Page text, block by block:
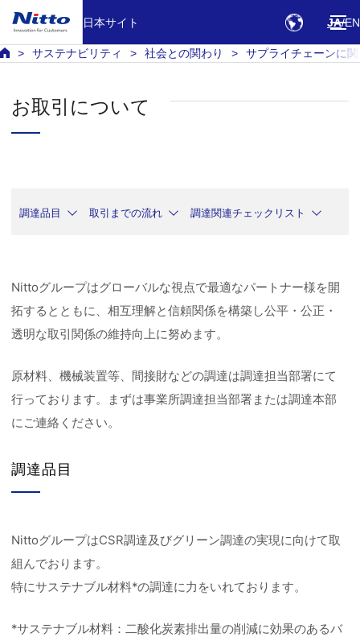
日本サイト JA EN
サステナビリティ 社会との関わり サプライチェーンに
お取引について
調達品目 取引までの流れ 調達関連チェックリスト
Nittoグループはグローバルな視点で最適なパートナー様を開
拓するとともに、相互理解と信頼関係を構築し公平・公正・
透明な取引関係の維持向上に努めます。
原材料、機械装置等、間接財などの調達は調達担当部署にて
行っております。まずは事業所調達担当部署または調達本部
にご連絡ください。
調達品目
NittoグループはCSR調達及びグリーン調達の実現に向けて取
組んでおります。
特にサステナブル材料*の調達に力をいれております。
*サステナブル材料：二酸化炭素排出量の削減に効果のあるバ